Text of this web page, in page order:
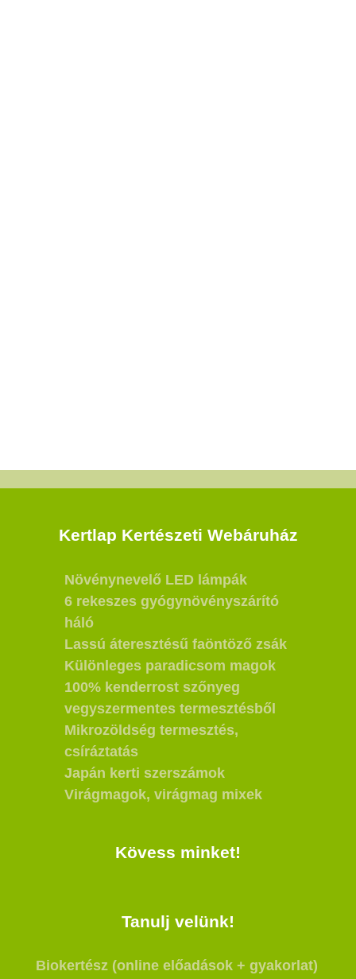
Kertlap Kertészeti Webáruház
Növénynevelő LED lámpák
6 rekeszes gyógynövényszárító
háló
Lassú áteresztésű faöntöző zsák
Különleges paradicsom magok
100% kenderrost szőnyeg
vegyszermentes termesztésből
Mikrozöldség termesztés,
csíráztatás
Japán kerti szerszámok
Virágmagok, virágmag mixek
Kövess minket!
Tanulj velünk!
Biokertész (online előadások + gyakorlat)